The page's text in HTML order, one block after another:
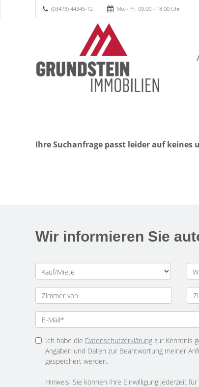
(03473) 44345-72 Mo. - Fr. 09.00 - 18.00 Uhr
Ihre Suchanfrage passt leider auf keines
Wir informieren Sie
Ich habe die Datenschutzerklärung zur Kenntnis
Angaben und Daten zur Beantwortung meiner
gespeichert werden.
Hinweis: Sie können Ihre Einwilligung jederzeit